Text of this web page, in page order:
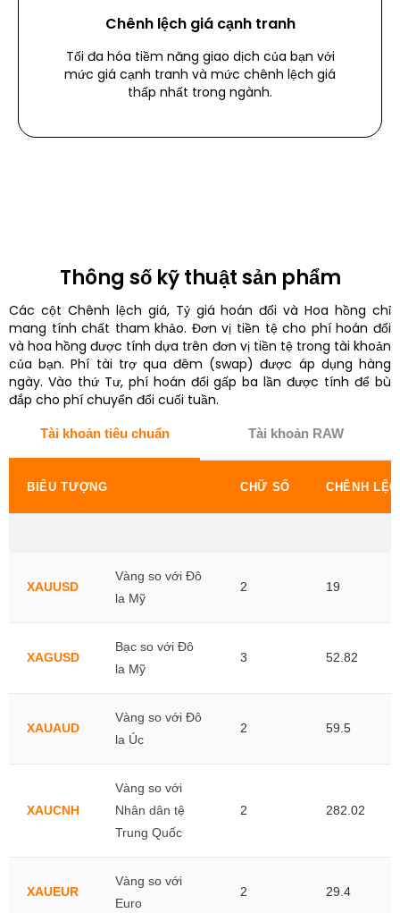
Chênh lệch giá cạnh tranh
Tối đa hóa tiềm năng giao dịch của bạn với
mức giá cạnh tranh và mức chênh lệch giá
thấp nhất trong ngành.
Thông số kỹ thuật sản phẩm
Các cột Chênh lệch giá, Tỷ giá hoán đổi và Hoa hồng chỉ
mang tính chất tham khảo. Đơn vị tiền tệ cho phí hoán đổi
và hoa hồng được tính dựa trên đơn vị tiền tệ trong tài khoản
của bạn. Phí tài trợ qua đêm (swap) được áp dụng hàng
ngày. Vào thứ Tư, phí hoán đổi gấp ba lần được tính để bù
đắp cho phí chuyển đổi cuối tuần.
Tài khoản tiêu chuẩn Tài khoản RAW
BIỂU TƯỢNG CHỮ SỐ CHÊNH
XAUUSD
Vàng so với Đô
la Mỹ
2 19
XAGUSD
Bạc so với Đô
la Mỹ
3 52.82
XAUAUD
Vàng so với Đô
la Úc
2 59.5
XAUCNH
Vàng so với
Nhân dân tệ
Trung Quốc
2 282.02
XAUEUR
Vàng so với
Euro
2 29.4